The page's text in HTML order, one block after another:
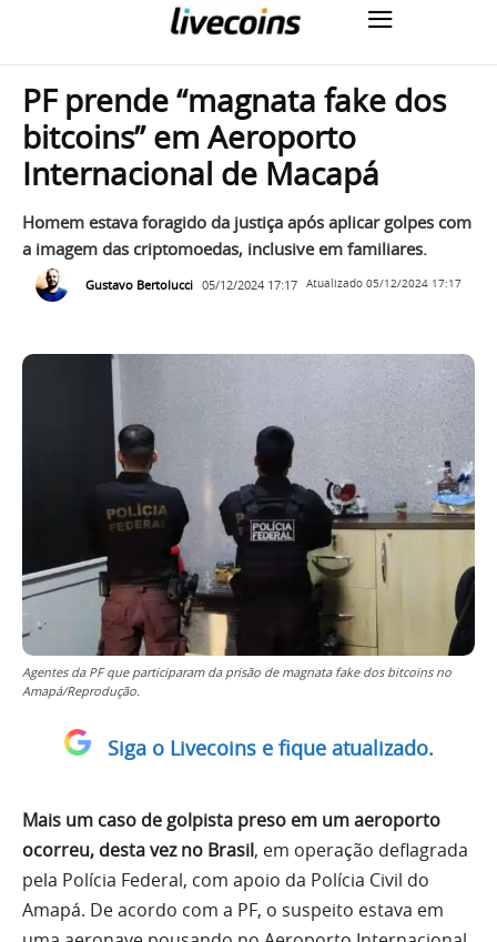
PF prende “magnata fake dos
bitcoins” em Aeroporto
Internacional de Macapá
Homem estava foragido da justiça após aplicar golpes com
a imagem das criptomoedas, inclusive em familiares.
Gustavo Bertolucci 05/12/2024 17:17 Atualizado 05/12/2024 17:17
Agentes da PF que participaram da prisão de magnata fake dos bitcoins no
Amapá/Reprodução.
Siga o Livecoins e fique atualizado.
Mais um caso de golpista preso em um aeroporto
ocorreu, desta vez no Brasil, em operação deflagrada
pela Polícia Federal, com apoio da Polícia Civil do
Amapá. De acordo com a PF, o suspeito estava em